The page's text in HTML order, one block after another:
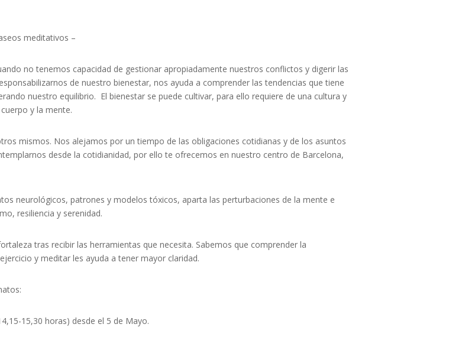
meditativos –
no tenemos capacidad de gestionar apropiadamente nuestros conflictos y digerir las
de nuestro bienestar, nos ayuda a comprender las tendencias que tiene
nuestro equilibrio. El bienestar se puede cultivar, para ello requiere de una cultura y
y la mente.
mismos. Nos alejamos por un tiempo de las obligaciones cotidianas y de los asuntos
desde la cotidianidad, por ello te ofrecemos en nuestro centro de Barcelona,
neurológicos, patrones y modelos tóxicos, aparta las perturbaciones de la mente e
resiliencia y serenidad.
tras recibir las herramientas que necesita. Sabemos que comprender la
y meditar les ayuda a tener mayor claridad.
15,30 horas) desde el 5 de Mayo.